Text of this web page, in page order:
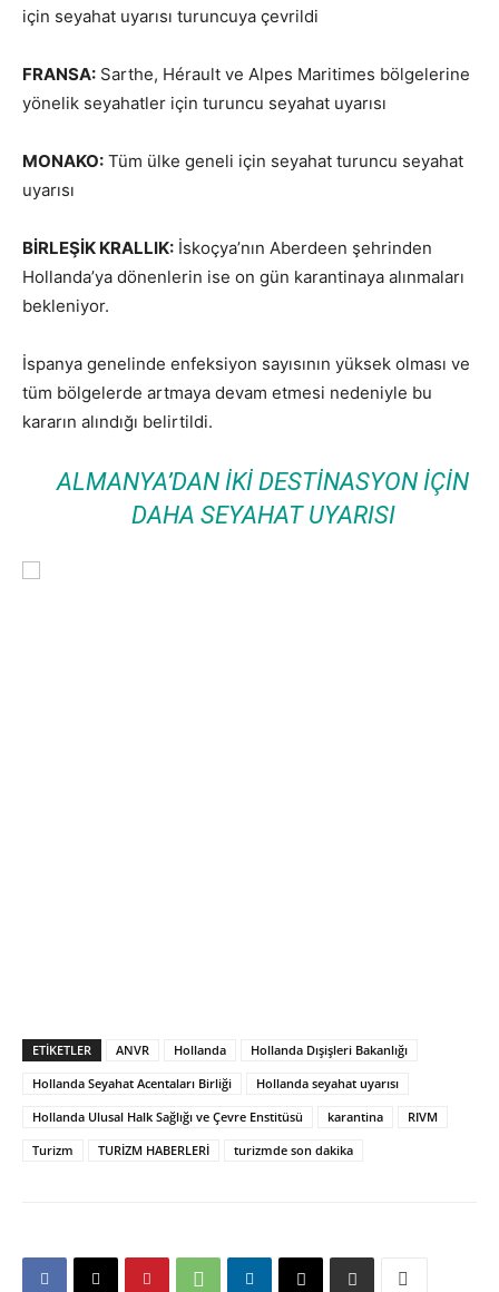
için seyahat uyarısı turuncuya çevrildi
FRANSA: Sarthe, Hérault ve Alpes Maritimes bölgelerine
yönelik seyahatler için turuncu seyahat uyarısı
MONAKO: Tüm ülke geneli için seyahat turuncu seyahat
uyarısı
BİRLEŞİK KRALLIK: İskoçya’nın Aberdeen şehrinden
Hollanda’ya dönenlerin ise on gün karantinaya alınmaları
bekleniyor.
İspanya genelinde enfeksiyon sayısının yüksek olması ve
tüm bölgelerde artmaya devam etmesi nedeniyle bu
kararın alındığı belirtildi.
ALMANYA’DAN IKI DESTINASYON IÇIN
DAHA SEYAHAT UYARISI
ETIKETLER ANVR Hollanda
Hollanda Dışişleri Bakanlığı
Hollanda Seyahat Acentaları Birliği
Hollanda seyahat uyarısı
Hollanda Ulusal Halk Sağlığı ve Çevre Enstitüsü
karantina
RIVM
Turizm
TURİZM HABERLERİ turizmde son dakika